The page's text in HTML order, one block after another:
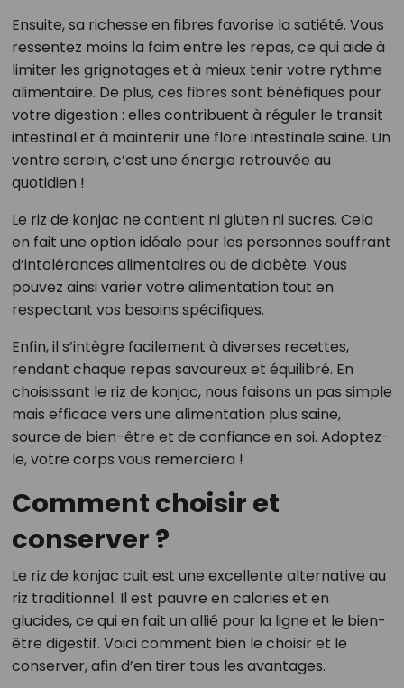
Ensuite, sa richesse en fibres favorise la satiété. Vous
ressentez moins la faim entre les repas, ce qui aide à
limiter les grignotages et à mieux tenir votre rythme
alimentaire. De plus, ces fibres sont bénéfiques pour
votre digestion : elles contribuent à réguler le transit
intestinal et à maintenir une flore intestinale saine. Un
ventre serein, c’est une énergie retrouvée au
quotidien !
Le riz de konjac ne contient ni gluten ni sucres. Cela
en fait une option idéale pour les personnes souffrant
d’intolérances alimentaires ou de diabète. Vous
pouvez ainsi varier votre alimentation tout en
respectant vos besoins spécifiques.
Enfin, il s’intègre facilement à diverses recettes,
rendant chaque repas savoureux et équilibré. En
choisissant le riz de konjac, nous faisons un pas simple
mais efficace vers une alimentation plus saine,
source de bien-être et de confiance en soi. Adoptez-
le, votre corps vous remerciera !
Comment choisir et
conserver ?
Le riz de konjac cuit est une excellente alternative au
riz traditionnel. Il est pauvre en calories et en
glucides, ce qui en fait un allié pour la ligne et le bien-
être digestif. Voici comment bien le choisir et le
conserver, afin d’en tirer tous les avantages.